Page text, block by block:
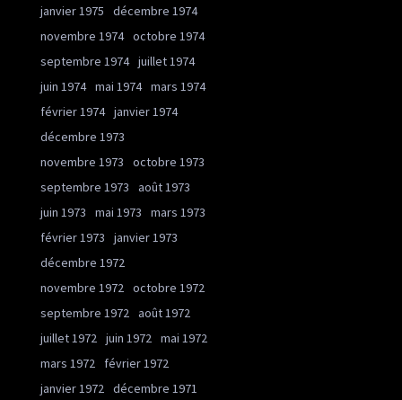
janvier 1975
décembre 1974
novembre 1974 octobre 1974
septembre 1974 juillet 1974
juin 1974 mai 1974 mars 1974
février 1974 janvier 1974
décembre 1973
novembre 1973
octobre 1973
septembre 1973
août 1973
juin 1973
mai 1973
mars 1973
février 1973
janvier 1973
décembre 1972
novembre 1972 octobre 1972
septembre 1972 août 1972
juillet 1972 juin 1972 mai 1972
mars 1972
février 1972
janvier 1972 décembre 1971